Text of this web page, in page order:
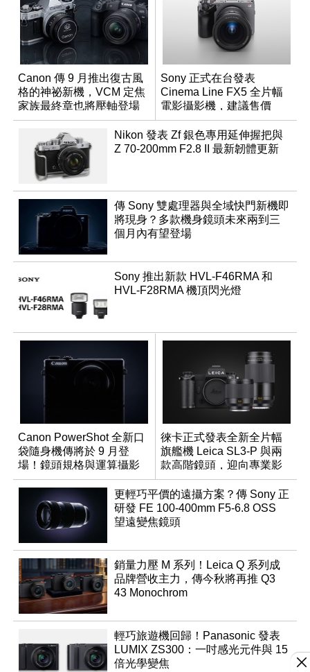
Canon 傳 9 月推出復古風
格的神祕新機，VCM 定焦
家族最終章也將壓軸登場
Sony 正式在台發表
Cinema Line FX5 全片幅
電影攝影機，建議售價
NT$144,980
Nikon 發表 Zf 銀色專用延伸握把與
Z 70-200mm F2.8 II 最新韌體更新
傳 Sony 雙處理器與全域快門新機即
將現身？多款機身鏡頭未來兩到三
個月內有望登場
Sony 推出新款 HVL-F46RMA 和
HVL-F28RMA 機頂閃光燈
Canon PowerShot 全新口
袋隨身機傳將於 9 月登
場！鏡頭規格與運算攝影
升級成為焦點
徠卡正式發表全新全片幅
旗艦機 Leica SL3-P 與兩
款高階鏡頭，迎向專業影
音全方位演進
更輕巧平價的遠攝方案？傳 Sony 正
研發 FE 100-400mm F5-6.8 OSS
望遠變焦鏡頭
銷量力壓 M 系列！Leica Q 系列成
品牌營收主力，傳今秋將再推 Q3
43 Monochrom
輕巧旅遊機回歸！Panasonic 發表
LUMIX ZS300：一吋感光元件與 15
倍光學變焦